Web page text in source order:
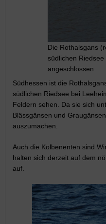
Die Rothalsgans
südlichen
angeschlossen.
Südhessen ist die
südlichen Riedsee bei
Feldern sehen. Da sie sich
Blässgänsen und
auszumachen.
Auch die Kolbenenten sind
halten sich derzeit auf dem
auf.